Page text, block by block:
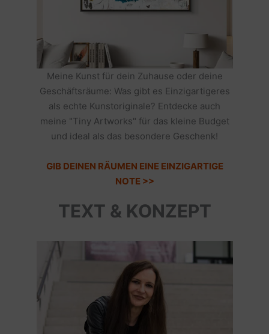
Meine Kunst für dein Zuhause oder deine
Geschäftsräume: Was gibt es Einzigartigeres
als echte Kunstoriginale? Entdecke auch
meine "Tiny Artworks" für das kleine Budget
und ideal als das besondere Geschenk!
GIB DEINEN RÄUMEN EINE EINZIGARTIGE
NOTE >>
TEXT & KONZEPT